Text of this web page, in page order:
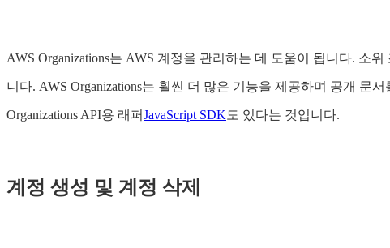
AWS Organizations는 AWS 계정을 관리하는 데 도움이 됩니다. 소
니다. AWS Organizations는 훨씬 더 많은 기능을 제공하며 공개 문
Organizations API용 래퍼JavaScript SDK 도 있다는 것입니다.
계정 생성 및 계정 삭제